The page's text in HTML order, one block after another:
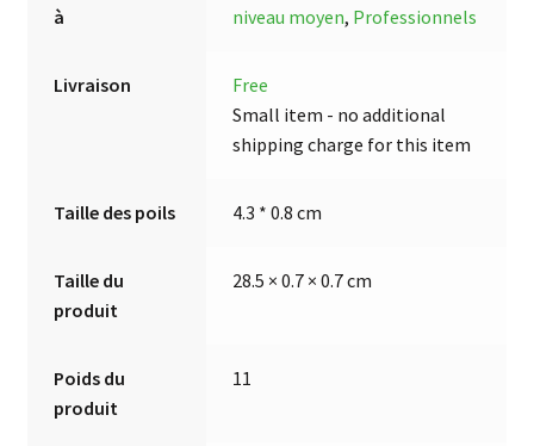
à
niveau moyen, Professionnels
Livraison
Free
Small item - no additional
shipping charge for this item
Taille des poils 4.3 * 0.8 cm
Taille du
produit
28.5 × 0.7 × 0.7 cm
Poids du
produit
11